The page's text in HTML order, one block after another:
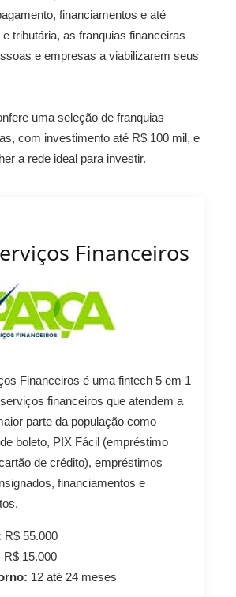
financiamentos e até
tributária, as franquias financeiras
e empresas a viabilizarem seus
uma seleção de franquias
com investimento até R$ 100 mil, e
a rede ideal para investir.
Financeiros
Financeiros é uma fintech 5 em 1
financeiros que atendem a
parte da população como
boleto, PIX Fácil (empréstimo
de crédito), empréstimos
financiamentos e
R$ 55.000
R$ 15.000
12 até 24 meses